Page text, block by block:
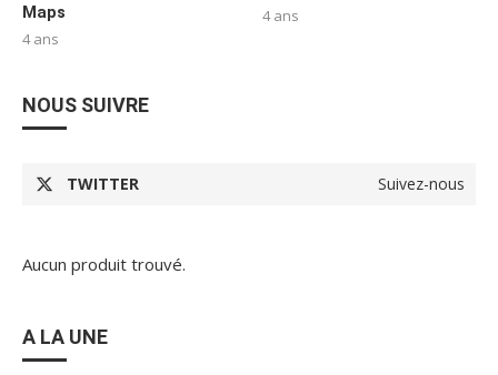
Maps
4 ans
4 ans
NOUS SUIVRE
TWITTER Suivez-nous
Aucun produit trouvé.
A LA UNE